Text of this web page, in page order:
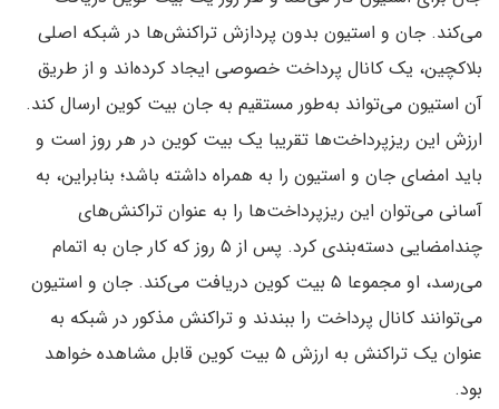
می‌کند. جان و استیون بدون پردازش تراکنش‌ها در شبکه اصلی
بلاکچین، یک کانال پرداخت خصوصی ایجاد کرده‌اند و از طریق
آن استیون می‌تواند به‌طور مستقیم به جان بیت کوین ارسال کند.
ارزش این ریزپرداخت‌ها تقریبا یک بیت کوین در هر روز است و
باید امضای جان و استیون را به همراه داشته باشد؛ بنابراین، به
آسانی می‌توان این ریزپرداخت‌ها را به عنوان تراکنش‌های
چندامضایی دسته‌بندی کرد. پس از ۵ روز که کار جان به اتمام
می‌رسد، او مجموعا ۵ بیت کوین دریافت می‌کند. جان و استیون
می‌توانند کانال پرداخت را ببندند و تراکنش مذکور در شبکه به
عنوان یک تراکنش به ارزش ۵ بیت کوین قابل مشاهده خواهد
بود.